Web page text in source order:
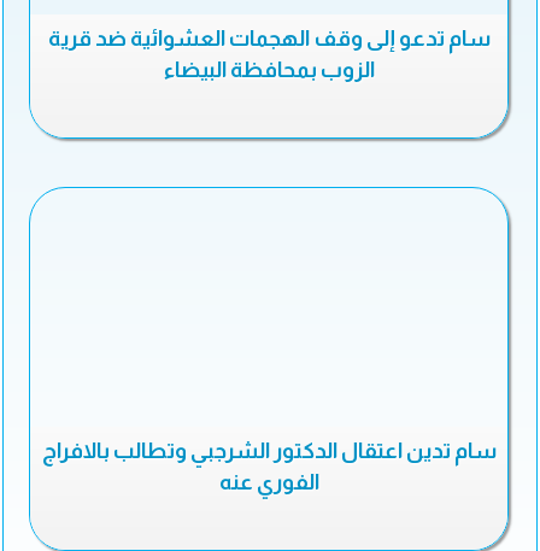
سام تدعو إلى وقف الهجمات العشوائية ضد قرية
الزوب بمحافظة البيضاء
سام تدين اعتقال الدكتور الشرجبي وتطالب بالافراج
الفوري عنه